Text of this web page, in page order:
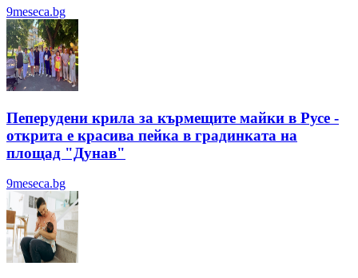
9meseca.bg
Пеперудени крила за кърмещите майки в Русе -
открита е красива пейка в градинката на
площад "Дунав"
9meseca.bg